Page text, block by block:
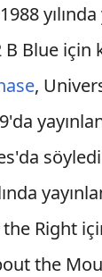
Blue için
,
Right
the